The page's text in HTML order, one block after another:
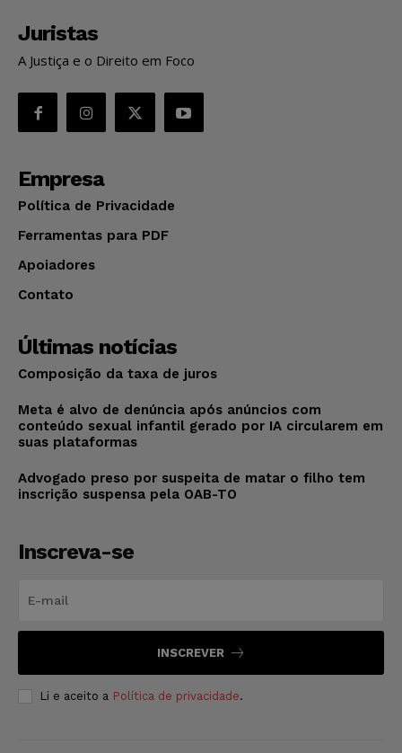
Juristas
A Justiça e o Direito em Foco
Empresa
Política de Privacidade
Ferramentas para PDF
Apoiadores
Contato
Últimas notícias
Composição da taxa de juros
Meta é alvo de denúncia após anúncios com
conteúdo sexual infantil gerado por IA circularem em
suas plataformas
Advogado preso por suspeita de matar o filho tem
inscrição suspensa pela OAB-TO
Inscreva-se
INSCREVER
Li e aceito a Política de privacidade.